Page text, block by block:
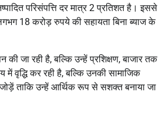
परिसंपत्ति दर मात्र 2 प्रतिशत है। इससे
18 करोड़ रुपये की सहायता बिना ब्याज के
जा रही है, बल्कि उन्हें प्रशिक्षण, बाजार तक
वृद्धि कर रही है, बल्कि उनकी सामाजिक
ताकि उन्हें आर्थिक रूप से सशक्त बनाया जा